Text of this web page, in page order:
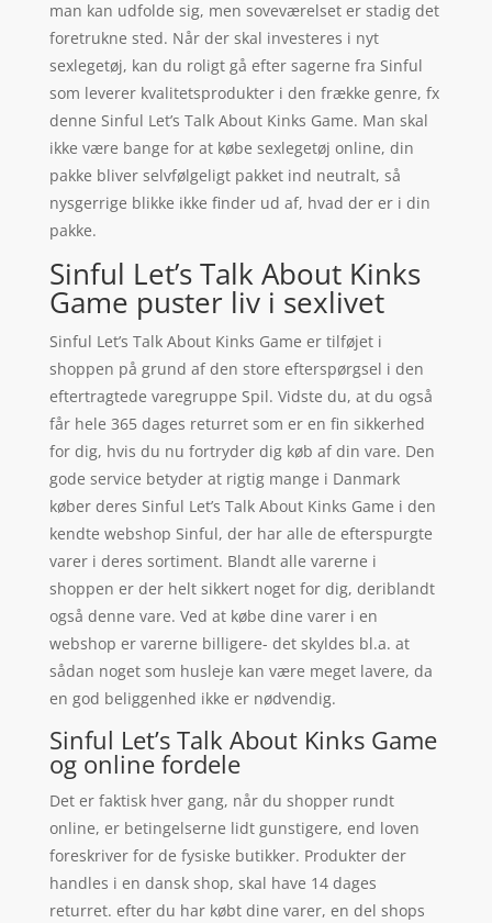
man kan udfolde sig, men soveværelset er stadig det
foretrukne sted. Når der skal investeres i nyt
sexlegetøj, kan du roligt gå efter sagerne fra Sinful
som leverer kvalitetsprodukter i den frække genre, fx
denne Sinful Let’s Talk About Kinks Game. Man skal
ikke være bange for at købe sexlegetøj online, din
pakke bliver selvfølgeligt pakket ind neutralt, så
nysgerrige blikke ikke finder ud af, hvad der er i din
pakke.
Sinful Let’s Talk About Kinks
Game puster liv i sexlivet
Sinful Let’s Talk About Kinks Game er tilføjet i
shoppen på grund af den store efterspørgsel i den
eftertragtede varegruppe Spil. Vidste du, at du også
får hele 365 dages returret som er en fin sikkerhed
for dig, hvis du nu fortryder dig køb af din vare. Den
gode service betyder at rigtig mange i Danmark
køber deres Sinful Let’s Talk About Kinks Game i den
kendte webshop Sinful, der har alle de efterspurgte
varer i deres sortiment. Blandt alle varerne i
shoppen er der helt sikkert noget for dig, deriblandt
også denne vare. Ved at købe dine varer i en
webshop er varerne billigere- det skyldes bl.a. at
sådan noget som husleje kan være meget lavere, da
en god beliggenhed ikke er nødvendig.
Sinful Let’s Talk About Kinks Game
og online fordele
Det er faktisk hver gang, når du shopper rundt
online, er betingelserne lidt gunstigere, end loven
foreskriver for de fysiske butikker. Produkter der
handles i en dansk shop, skal have 14 dages
returret. efter du har købt dine varer, en del shops